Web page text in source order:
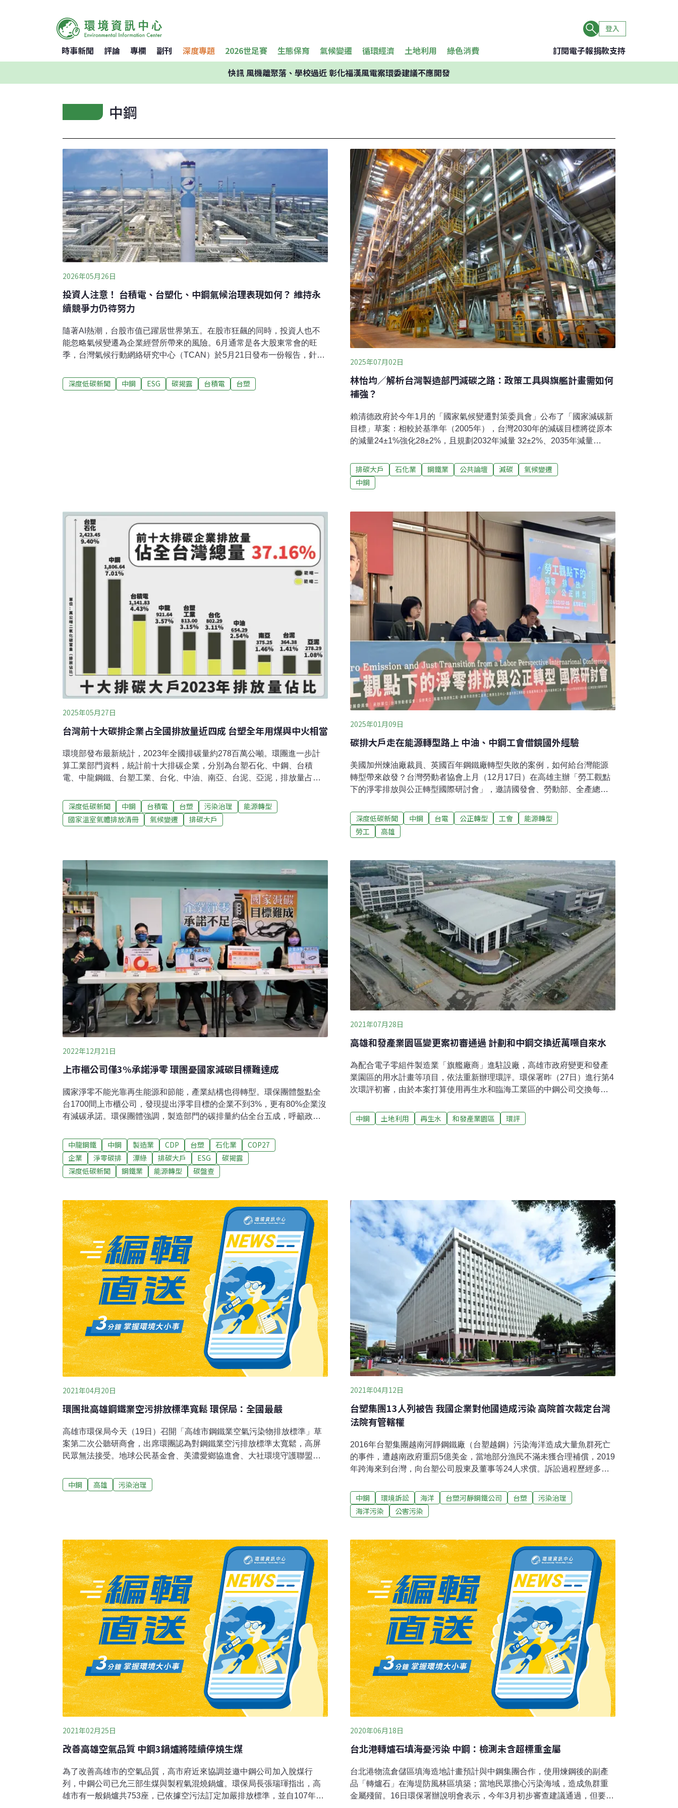
登入
時事新聞 評論 專欄 副刊 深度專題 2026世足賽 生態保育 氣候變遷 循環經濟 土地利用 綠色消費 訂閱電子報捐款支持
快訊風機離聚落、學校過近 彰化福漢風電案環委建議不應開發
中鋼
2026年05月26日
投資人注意！ 台積電、台塑化、中鋼氣候治理表現如何？ 維持永
續競爭力仍待努力
隨著AI熱潮，台股市值已躍居世界第五。在股市狂飆的同時，投資人也不
能忽略氣候變遷為企業經營所帶來的風險。6月通常是各大股東常會的旺
季，台灣氣候行動網絡研究中心（TCAN）於5月21日發布一份報告，針對
是台灣製造業的代表外，他們的合計排放量約占台灣總體排放量的20%，
將直接關係到我國淨零路徑能否落實。《2026台灣三大排放企業氣候績效
深度低碳新聞 中鋼 ESG 碳揭露 台積電 台塑
2025年07月02日
林怡均／解析台灣製造部門減碳之路：政策工具與旗艦計畫需如何
補強？
賴清德政府於今年1月的「國家氣候變遷對策委員會」公布了「國家減碳新
目標」草案：相較於基準年（2005年），台灣2030年的減碳目標將從原本
的減量24±1%強化28±2%，且規劃2032年減量 32±2%、2035年減量
加速氣候行動，而針對我國最主要的溫室氣體排放部門——製造部門，經
濟部公開了四項旗艦計畫，分別就「深度節能」、「產業自主減量」以及
國營事業的中油與中鋼公司提出各項減量策略、計畫期程、預期減碳量與
部門的減碳行動，特別是石化與鋼鐵業，尚需更多元且積極的政策工具、
儘速佈局關鍵減量技術。本文結合國際研究與各國經驗，提出以下四點建
議。建議一、整體的工業減碳戰略需搭配跨部門的政策工具，如：「低碳
公共工程採購/碳排規範」、「綠色與轉型金融」等，並且制定相應的
排碳大戶 石化業 鋼鐵業 公共論壇 減碳
氣候變遷
中鋼
2025年05月27日
台灣前十大碳排企業占全國排放量近四成 台塑全年用煤與中火相當
環境部發布最新統計，2023年全國排碳量約278百萬公噸。環團進一步計
算工業部門資料，統計前十大排碳企業，分別為台塑石化、中鋼、台積
電、中龍鋼鐵、台塑工業、台化、中油、南亞、台泥、亞泥，排放量占全
發電廠相距不遠。環團呼籲政府加強石化、半導體產業的轉型路徑，並要
求企業加強資訊揭露。2023年全年排278百萬噸 能源排放占最大宗環境部
昨（26）日發布最新版「國家溫室氣體排放清冊（2025年版）」，統計我
2.83%。環境部依此表示，我國整體溫室氣體排放已呈減量趨勢。細看各排
放部門別，能源部門排放252.73百萬公噸最多，占全國總排放量的
90.71%，工業製程及產品使用部門為約占7.18%
深度低碳新聞 中鋼 台積電 台塑 污染治理
能源轉型
國家溫室氣體排放清冊
氣候變遷 排碳大戶
2025年01月09日
碳排大戶走在能源轉型路上 中油、中鋼工會借鏡國外經驗
美國加州煉油廠裁員、英國百年鋼鐵廠轉型失敗的案例，如何給台灣能源
轉型帶來啟發？台灣勞動者協會上月（12月17日）在高雄主辦「勞工觀點
下的淨零排放與公正轉型國際研討會」，邀請國發會、勞動部、全產總、
討論台灣對淨零排放的認識，打造勞工引領（worker-led）、兼顧勞工、環
境和社區利益的轉型路徑。正面迎擊能源轉型 中油時隔41年與工會簽訂團
體協約2021年，台灣石油公司因勞基法1984年8月生效施行、經營環境變
工充分溝通、禁搭便車條款、工資工時、調職遷調、勞工保障及勞資爭議
處理等規定，並作為公司與工會的最高工作規則。台灣石油工會理事長陳
嘉麟提到中油對新能源的態度，表示工會全力支持公司進行能源轉型並投
入研發，只要研發成功，就會對公司、社會大眾有好處。美國全國石油談
判
深度低碳新聞 中鋼 台電 公正轉型 工會
能源轉型
勞工
高雄
2022年12月21日
上市櫃公司僅3%承諾淨零 環團憂國家減碳目標難達成
國家淨零不能光靠再生能源和節能，產業結構也得轉型。環保團體盤點全
台1700間上市櫃公司，發現提出淨零目標的企業不到3%，更有80%企業沒
有減碳承諾。環保團體強調，製造部門的碳排量約佔全台五成，呼籲政府
第一」（Integrity Matters）指引，修訂氣候資訊揭露形式。數位工具抓漏
上市櫃公司定期交永續報告 實際減碳卻不多環保署統計，2020年工商部門
碳排量佔全台六成，顯示要達成淨零目標，企業減碳責無旁貸。綠色公民
行動聯盟、地球公民基金會、環境權保障基金會、台灣氣候行動網絡研究
承諾值。上市櫃公司須定期繳交永續報告書、申報ESG資訊，但綠色公民
行動聯盟透過數位工具「ESG檢測儀」盤點發現，實際上公布減碳承諾的
業者並不多。全台1700家上市櫃公司中，僅有17%提出
中龍鋼鐵 中鋼 製造業 CDP 台塑 石化業
COP27
企業
淨零碳排 漂綠 排碳大戶 ESG
碳揭露
深度低碳新聞
鋼鐵業 能源轉型 碳盤查
2021年07月28日
高雄和發產業園區變更案初審通過 計劃和中鋼交換近萬噸自來水
為配合電子零組件製造業「旗艦廠商」進駐設廠，高雄市政府變更和發產
業園區的用水計畫等項目，依法重新辦理環評。環保署昨（27日）進行第4
次環評初審，由於本案打算使用再生水和臨海工業區的中鋼公司交換每日
府針對爭議一一做出對應承諾，包含將協助處理中鋼用水變更程序、提高
園區用水回收率至80%以上、加強化學物質管制機制等，最後獲得環委決
雄市政府也積極協助該電子零組件製造業「旗艦廠商」處理後續問題。高
雄市政府
中鋼 土地利用 再生水 和發產業園區 環評
2021年04月20日
環團批高雄鋼鐵業空污排放標準寬鬆 環保局：全國最嚴
高雄市環保局今天（19日）召開「高雄市鋼鐵業空氣污染物排放標準」草
案第二次公聽研商會，出席環團認為對鋼鐵業空污排放標準太寬鬆，高屏
民眾無法接受。地球公民基金會、美濃愛鄉協進會、大社環境守護聯盟、
市環保局第二次提出的草案排放標準，對於既存污染源的管制居然比第一
次提的草案更為寬鬆。地球公民基金會副執行長王敏玲表示，目前的草案
總量的1788噸中減量51噸，也只占總量的2.85%，改善幅度過小，令人難
以接受。美濃愛鄉協進會理事長李永龍說，即使排放標準管制加嚴，排放
捕捉仍需用到生石灰，底灰的量持續增加，增加開闢事業廢棄物掩埋場的
壓力。高雄
中鋼 高雄 污染治理
2021年04月12日
台塑集團13人列被告 我國企業對他國造成污染 高院首次裁定台灣
法院有管轄權
2016年台塑集團越南河靜鋼鐵廠（台塑越鋼）污染海洋造成大量魚群死亡
的事件，遭越南政府重罰5億美金，當地部分漁民不滿未獲合理補償，2019
年跨海來到台灣，向台塑公司股東及董事等24人求償。訴訟過程歷經多次
被告（台塑公司等13人）在我國設有事務所、營業所或住所，因此台灣法
院有管轄權，被告不得聲明不服，案件將重新回到地方法院審理。負責本
案的環境權保障基金會專職律師黃馨雯受訪指出，台塑越鋼案的特殊之
24名被告當中，台灣法院有權審理的13個住址設在台灣的自然人及自然法
人為：台塑公司、中鋼、南亞塑膠、台灣化纖、台塑石化、台朔重工、福
懋興業、麥寮汽電、英屬開曼群島商台塑河靜有限公司、台塑越鋼董座陳
源成、台塑集團總裁王文淵、台塑集團副總裁王瑞華、中鋼總經理王錫
欽。台塑越鋼廢水
中鋼 環境訴訟 海洋 台塑河靜鋼鐵公司 台塑
污染治理
海洋污染
公害污染
2021年02月25日
改善高雄空氣品質 中鋼3鍋爐將陸續停燒生煤
為了改善高雄市的空氣品質，高市府近來協調並邀中鋼公司加入脫煤行
列，中鋼公司已允三部生煤與製程氣混燒鍋爐。環保局長張瑞琿指出，高
雄市有一般鍋爐共753座，已依據空污法訂定加嚴排放標準，並自107年7
2020年06月18日
台北港轉爐石填海憂污染 中鋼：檢測未含超標重金屬
台北港物流倉儲區填海造地計畫預計與中鋼集團合作，使用煉鋼後的副產
品「轉爐石」在海堤防風林區填築；當地民眾擔心污染海域，造成魚群重
金屬殘留。16日環保署辦說明會表示，今年3月初步審查建議通過，但要求